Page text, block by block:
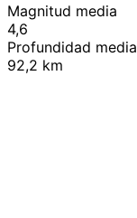
Magnitud media
4,6
Profundidad media
92,2 km